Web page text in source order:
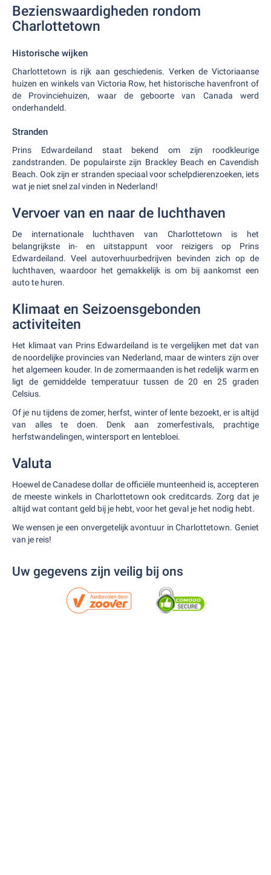
Bezienswaardigheden rondom
Charlottetown
Historische wijken
Charlottetown is rijk aan geschiedenis. Verken de Victoriaanse
huizen en winkels van Victoria Row, het historische havenfront of
de Provinciehuizen, waar de geboorte van Canada werd
onderhandeld.
Stranden
Prins Edwardeiland staat bekend om zijn roodkleurige
zandstranden. De populairste zijn Brackley Beach en Cavendish
Beach. Ook zijn er stranden speciaal voor schelpdierenzoeken, iets
wat je niet snel zal vinden in Nederland!
Vervoer van en naar de luchthaven
De internationale luchthaven van Charlottetown is het
belangrijkste in- en uitstappunt voor reizigers op Prins
Edwardeiland. Veel autoverhuurbedrijven bevinden zich op de
luchthaven, waardoor het gemakkelijk is om bij aankomst een
auto te huren.
Klimaat en Seizoensgebonden
activiteiten
Het klimaat van Prins Edwardeiland is te vergelijken met dat van
de noordelijke provincies van Nederland, maar de winters zijn over
het algemeen kouder. In de zomermaanden is het redelijk warm en
ligt de gemiddelde temperatuur tussen de 20 en 25 graden
Celsius.
Of je nu tijdens de zomer, herfst, winter of lente bezoekt, er is altijd
van alles te doen. Denk aan zomerfestivals, prachtige
herfstwandelingen, wintersport en lentebloei.
Valuta
Hoewel de Canadese dollar de officiële munteenheid is, accepteren
de meeste winkels in Charlottetown ook creditcards. Zorg dat je
altijd wat contant geld bij je hebt, voor het geval je het nodig hebt.
We wensen je een onvergetelijk avontuur in Charlottetown. Geniet
van je reis!
Uw gegevens zijn veilig bij ons